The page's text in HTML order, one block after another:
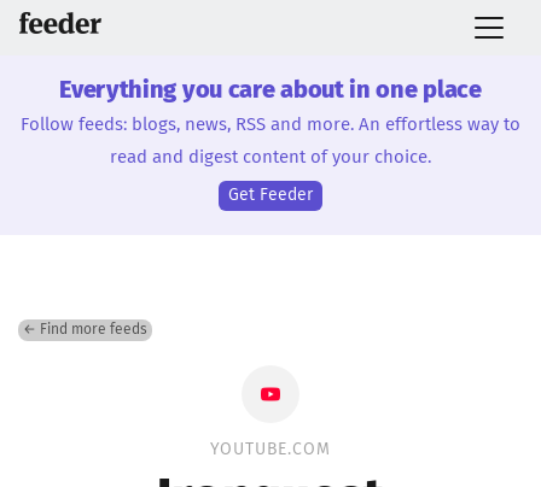
Everything you care about in one place
Follow feeds: blogs, news, RSS and more. An effortless way to
read and digest content of your choice.
Get Feeder
← Find more feeds
YOUTUBE.COM